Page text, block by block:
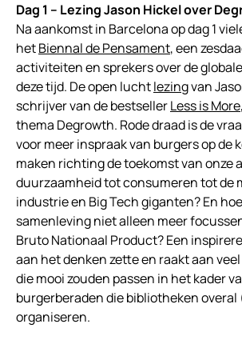
Dag 1 – Lezing Jason Hickel over
Na aankomst in Barcelona op dag 1
hetBiennal de Pensament, een
activiteiten en sprekers over de
deze tijd. De open luchtlezingvan
schrijver van de bestsellerLess is More
thema Degrowth. Rode draad is de
voor meer inspraak van burgers op de
maken richting de toekomst van onze
duurzaamheid tot consumeren tot de
industrie en Big Tech giganten? En
samenleving niet alleen meer
Bruto Nationaal Product? Een
aan het denken zette en raakt aan
die mooi zouden passen in het kader
burgerberaden die bibliotheken overal
organiseren.